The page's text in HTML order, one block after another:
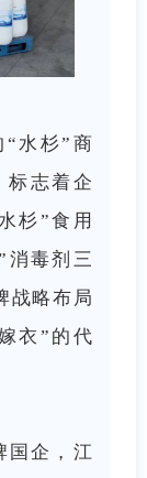
水杉”商
标志着企
杉”食用
消毒剂三
战略布局
衣”的代
国企，江